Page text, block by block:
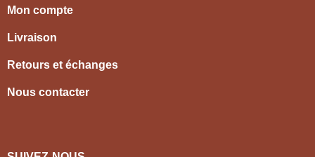
Mon compte
Livraison
Retours et échanges
Nous contacter